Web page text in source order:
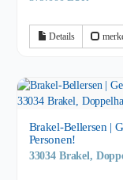
Details
Brakel-Bellersen |
Personen!
33034 Brakel,